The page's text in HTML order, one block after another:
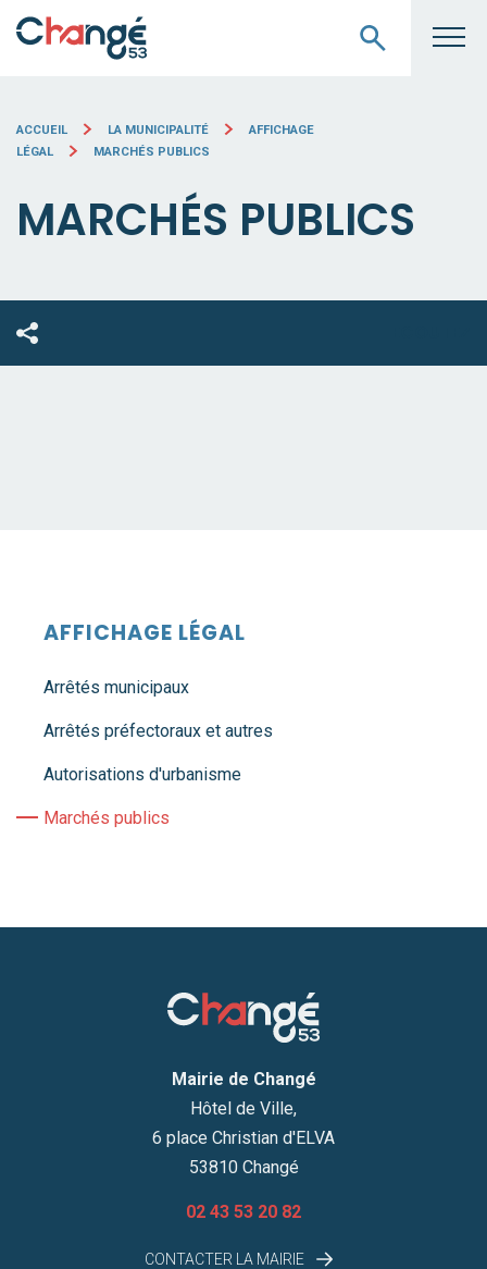
ACCUEIL LA MUNICIPALITÉ
AFFICHAGE
LÉGAL
MARCHÉS PUBLICS
MARCHÉS PUBLICS
AFFICHAGE LÉGAL
Arrêtés municipaux
Arrêtés préfectoraux et autres
Autorisations d'urbanisme
Marchés publics
Mairie de Changé
Hôtel de Ville,
6 place Christian d'ELVA
53810 Changé
02 43 53 20 82
CONTACTER LA MAIRIE